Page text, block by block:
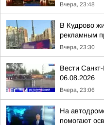
Вчера, 23:48
В Кудрово
рекламным
Вчера, 23:30
Вести
06.08.2026
Вчера, 23:06
На
помогают